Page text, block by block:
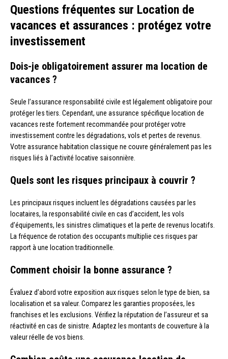
Questions fréquentes sur Location de
vacances et assurances : protégez votre
investissement
Dois-je obligatoirement assurer ma location de
vacances ?
Seule l’assurance responsabilité civile est légalement obligatoire pour
protéger les tiers. Cependant, une assurance spécifique location de
vacances reste fortement recommandée pour protéger votre
investissement contre les dégradations, vols et pertes de revenus.
Votre assurance habitation classique ne couvre généralement pas les
risques liés à l’activité locative saisonnière.
Quels sont les risques principaux à couvrir ?
Les principaux risques incluent les dégradations causées par les
locataires, la responsabilité civile en cas d’accident, les vols
d’équipements, les sinistres climatiques et la perte de revenus locatifs.
La fréquence de rotation des occupants multiplie ces risques par
rapport à une location traditionnelle.
Comment choisir la bonne assurance ?
Évaluez d’abord votre exposition aux risques selon le type de bien, sa
localisation et sa valeur. Comparez les garanties proposées, les
franchises et les exclusions. Vérifiez la réputation de l’assureur et sa
réactivité en cas de sinistre. Adaptez les montants de couverture à la
valeur réelle de vos biens.